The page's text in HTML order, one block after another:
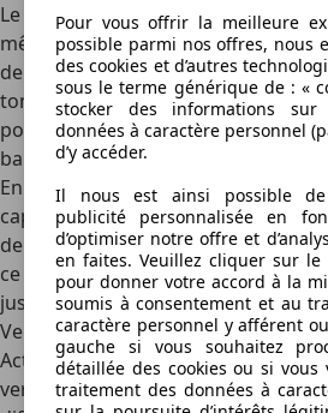
Le Levante ne semble pas si grand,
même5 mètres de long , 1,97
de haut. Son poids est également
tonnes, selon la motorisation. À
pour cinq personnes, bien que la
banquette arrière soit plutôt
En termes de praticité, le Levante
capacité de 580 à 1 625 litres,
de la concurrence. En termes de
ce n’est pas mal :chaque
jusqu'à 2,7 tonnes.
Versions
Actuellement, la gamme Maserati
versions : laGT, laModenaet la
Pour vous offrir la meilleure
possible parmi nos offres, nous
des cookies et d’autres
sous le terme générique de : «
stocker des informations
données à caractère personnel
d’y accéder.
Il nous est ainsi possible
publicité personnalisée en
d’optimiser notre offre et
en faites. Veuillez cliquer sur
pour donner votre accord à la
soumis à consentement et au
caractère personnel y afférent
gauche si vous souhaitez
détaillée des cookies ou si vous
traitement des données à